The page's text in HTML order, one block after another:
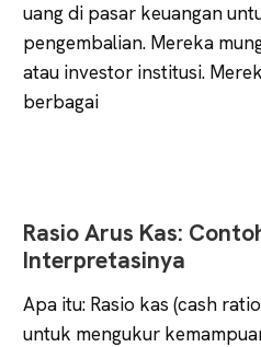
uang di pasar keuangan
pengembalian. Mereka
atau investor institusi.
berbagai
Rasio Arus Kas:
Interpretasinya
Apa itu: Rasio kas (cash
untuk mengukur